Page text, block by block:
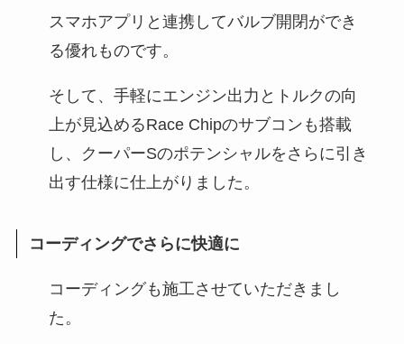
スマホアプリと連携してバルブ開閉ができ
る優れものです。
そして、手軽にエンジン出力とトルクの向
上が見込めるRace Chipのサブコンも搭載
し、クーパーSのポテンシャルをさらに引き
出す仕様に仕上がりました。
コーディングでさらに快適に
コーディングも施工させていただきまし
た。